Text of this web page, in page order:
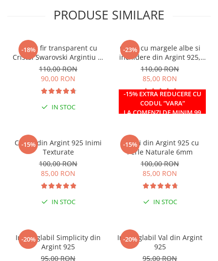
PRODUSE SIMILARE
-18%
Colier fir transparent cu
Cristal Swarovski Argintiu in
Caseta din Argint 925
110,00 RON
90,00 RON
IN STOC
-23%
-15% EXTRA REDUCERE CU
CODUL ”VARA”
LA COMENZI DE MINIM 99
Colier cu margele albe si
inchidere din Argint 925,
reglabil 38-41 cm
110,00 RON
85,00 RON
IN STOC
-15%
Cercei din Argint 925 Inimi
Texturate
100,00 RON
85,00 RON
IN STOC
-15%
Cercei din Argint 925 cu
Perle Naturale 6mm
100,00 RON
85,00 RON
IN STOC
-20%
Inel reglabil Simplicity din
Argint 925
95,00 RON
-20%
Inel reglabil Val din Argint
925
95,00 RON